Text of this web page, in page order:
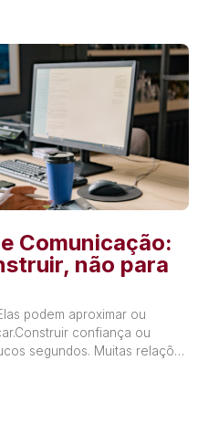
Comunicação:
não para
podem aproximar ou
confiança ou
segundos. Muitas relações